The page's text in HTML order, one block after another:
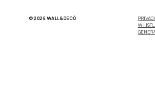
© 2026 WALL&DECÒ